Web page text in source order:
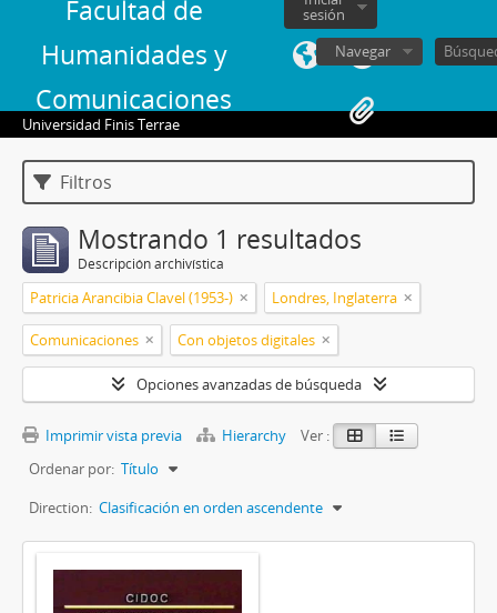
Facultad de
Humanidades y
Comunicaciones
sesión
Navegar
Universidad Finis Terrae
Filtros
Mostrando 1 resultados
Descripción archivística
Patricia Arancibia Clavel (1953-) Londres, Inglaterra
Comunicaciones Con objetos digitales
Opciones avanzadas de búsqueda
Imprimir vista previa Hierarchy
Ver :
Ordenar por: Título
Direction: Clasificación en orden ascendente